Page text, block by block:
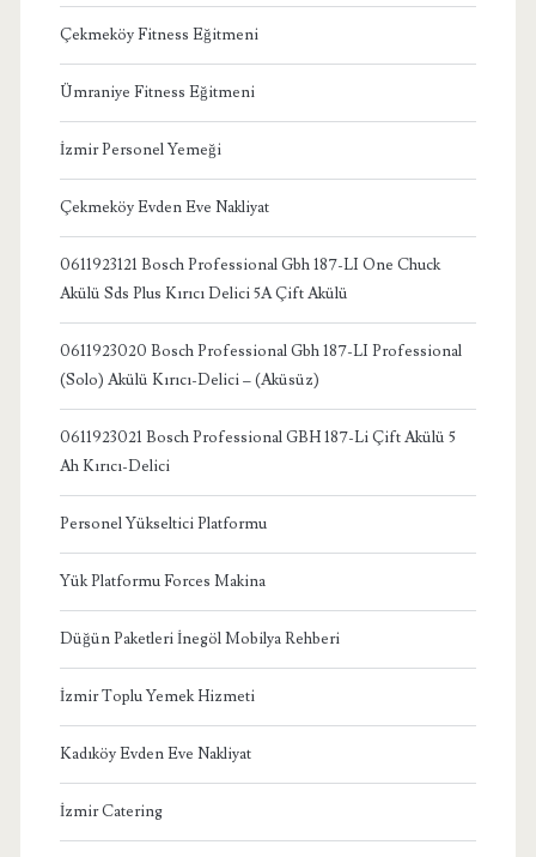
Çekmeköy Fitness Eğitmeni
Ümraniye Fitness Eğitmeni
İzmir Personel Yemeği
Çekmeköy Evden Eve Nakliyat
0611923121 Bosch Professional Gbh 187-LI One Chuck
Akülü Sds Plus Kırıcı Delici 5A Çift Akülü
0611923020 Bosch Professional Gbh 187-LI Professional
(Solo) Akülü Kırıcı-Delici – (Aküsüz)
0611923021 Bosch Professional GBH 187-Li Çift Akülü 5
Ah Kırıcı-Delici
Personel Yükseltici Platformu
Yük Platformu Forces Makina
Düğün Paketleri İnegöl Mobilya Rehberi
İzmir Toplu Yemek Hizmeti
Kadıköy Evden Eve Nakliyat
İzmir Catering